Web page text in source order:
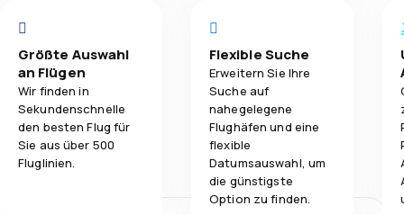
Größte Auswahl
an Flügen
Wir finden in
Sekundenschnelle
den besten Flug für
Sie aus über 500
Fluglinien.
Flexible Suche
Erweitern Sie Ihre
Suche auf
nahegelegene
Flughäfen und eine
flexible
Datumsauswahl, um
die günstigste
Option zu finden.